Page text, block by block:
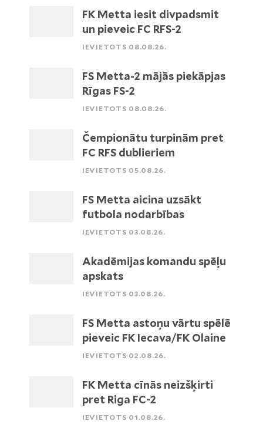
FK Metta iesit divpadsmit
un pieveic FC RFS-2
IEVIETOTS 08.08.26.
FS Metta-2 mājās piekāpjas
Rīgas FS-2
IEVIETOTS 08.08.26.
Čempionātu turpinām pret
FC RFS dublieriem
IEVIETOTS 05.08.26.
FS Metta aicina uzsākt
futbola nodarbības
IEVIETOTS 03.08.26.
Akadēmijas komandu spēļu
apskats
IEVIETOTS 03.08.26.
FS Metta astoņu vārtu spēlē
pieveic FK Iecava/FK Olaine
IEVIETOTS 02.08.26.
FK Metta cīnās neizšķirti
pret Riga FC-2
IEVIETOTS 01.08.26.